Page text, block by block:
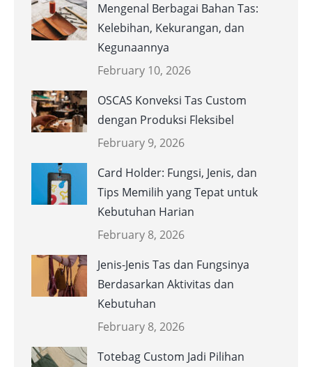
Mengenal Berbagai Bahan Tas:
Kelebihan, Kekurangan, dan
Kegunaannya
February 10, 2026
OSCAS Konveksi Tas Custom
dengan Produksi Fleksibel
February 9, 2026
Card Holder: Fungsi, Jenis, dan
Tips Memilih yang Tepat untuk
Kebutuhan Harian
February 8, 2026
Jenis-Jenis Tas dan Fungsinya
Berdasarkan Aktivitas dan
Kebutuhan
February 8, 2026
Totebag Custom Jadi Pilihan